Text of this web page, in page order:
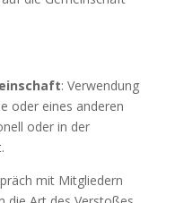
: Verwendung
oder eines anderen
oder in der
mit Mitgliedern